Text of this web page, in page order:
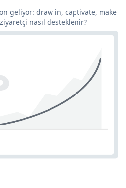
geliyor: draw in, captivate, make
nasıl desteklenir?